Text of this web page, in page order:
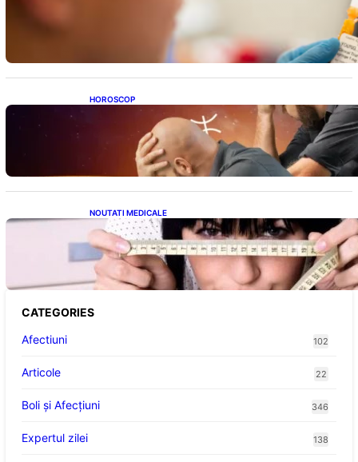
Experimental Împotriva Cancerului de Colon
în Studiu Uman
HOROSCOP
Mituri și Realități: Ce Spun Astrologii Despre
Sufletele Bătrâne și Lunile de Naștere
NOUTATI MEDICALE
Inovație Revoluționară în Tratamentul
Obezității: Gastroplastie Endoscopică fără
Bisturiu
CATEGORIES
Afectiuni
102
Articole 22
Boli și Afecțiuni 346
Expertul zilei 138